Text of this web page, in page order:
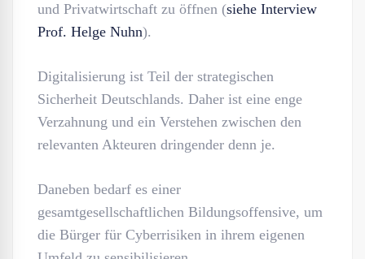
und Privatwirtschaft zu öffnen (siehe Interview
Prof. Helge Nuhn).
Digitalisierung ist Teil der strategischen
Sicherheit Deutschlands. Daher ist eine enge
Verzahnung und ein Verstehen zwischen den
relevanten Akteuren dringender denn je.
Daneben bedarf es einer
gesamtgesellschaftlichen Bildungsoffensive, um
die Bürger für Cyberrisiken in ihrem eigenen